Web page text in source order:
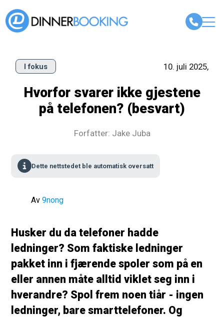
I fokus 10. juli 2025,
Hvorfor svarer ikke gjestene
på telefonen? (besvart)
Forfatter: Jake Juba
Dette nettstedet ble automatisk oversatt
Av9nong
Husker du da telefoner hadde
ledninger? Som faktiske ledninger
pakket inn i fjærende spoler som på en
eller annen måte alltid viklet seg inn i
hverandre? Spol frem noen tiår - ingen
ledninger, bare smarttelefoner. Og